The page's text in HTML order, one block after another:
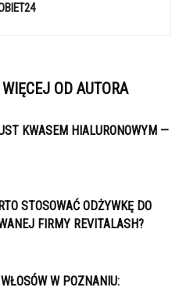
WIĘCEJ OD AUTORA
KWASEM HIALURONOWYM —
STOSOWAĆ ODŻYWKĘ DO
FIRMY REVITALASH?
W POZNANIU: